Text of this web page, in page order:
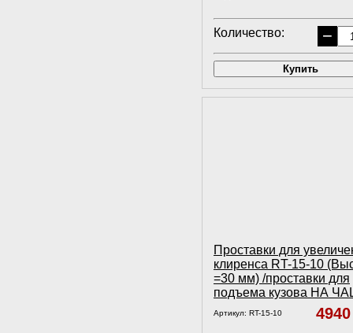
Количество: −
Купить
Проставки для
клиренса RT-15-10
=30 мм) /проставки для
подъема кузова НА
Артикул: RT-15-10